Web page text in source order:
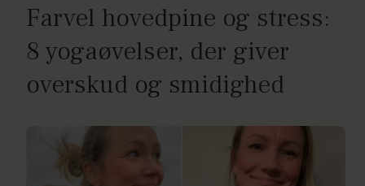
Farvel hovedpine og stress:
8 yogaøvelser, der giver
overskud og smidighed